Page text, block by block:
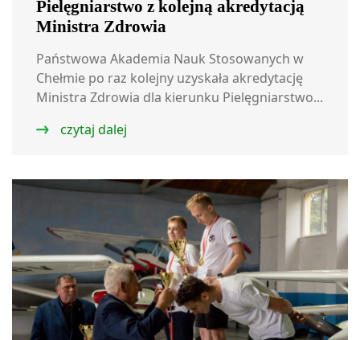
Pielęgniarstwo z kolejną akredytacją
Ministra Zdrowia
Państwowa Akademia Nauk Stosowanych w
Chełmie po raz kolejny uzyskała akredytację
Ministra Zdrowia dla kierunku Pielęgniarstwo...
czytaj dalej